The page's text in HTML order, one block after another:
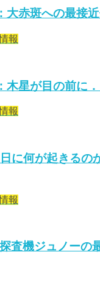
大赤斑への最接近
報
木星が目の前に．
報
に何が起きるの
報
査機ジュノーの